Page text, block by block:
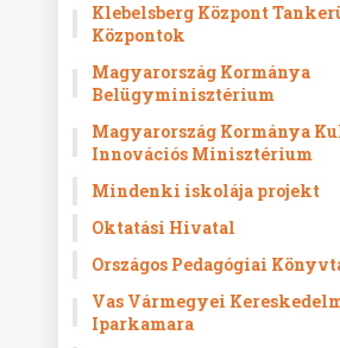
Klebelsberg Központ
Központok
Magyarország Kormánya
Belügyminisztérium
Magyarország Kormánya
Innovációs Minisztérium
Mindenki iskolája projekt
Oktatási Hivatal
Országos Pedagógiai
Vas Vármegyei
Iparkamara